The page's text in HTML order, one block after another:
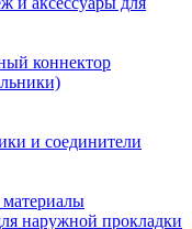
коннектор
и соединители
наружной прокладки